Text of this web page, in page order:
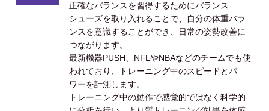
正確なバランスを習得するためにバランス
シューズを取り入れることで、自分の体重バラ
ンスを意識することができ、日常の姿勢改善に
つながります。
最新機器PUSH、NFLやNBAなどのチームでも使
われており、トレーニング中のスピードとパ
ワーを計測します。
トレーニング中の動作で感覚的ではなく科学的